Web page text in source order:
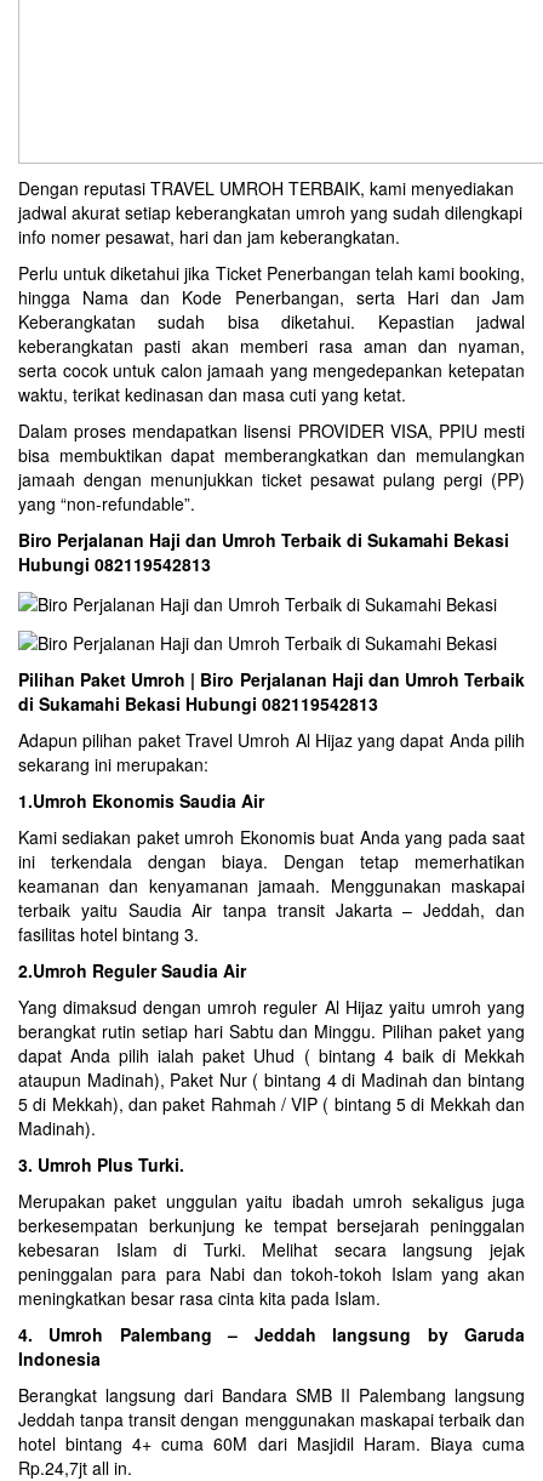
Dengan reputasi TRAVEL UMROH TERBAIK, kami menyediakan
jadwal akurat setiap keberangkatan umroh yang sudah dilengkapi
info nomer pesawat, hari dan jam keberangkatan.
Perlu untuk diketahui jika Ticket Penerbangan telah kami booking,
hingga Nama dan Kode Penerbangan, serta Hari dan Jam
Keberangkatan sudah bisa diketahui. Kepastian jadwal
keberangkatan pasti akan memberi rasa aman dan nyaman,
serta cocok untuk calon jamaah yang mengedepankan ketepatan
waktu, terikat kedinasan dan masa cuti yang ketat.
Dalam proses mendapatkan lisensi PROVIDER VISA, PPIU mesti
bisa membuktikan dapat memberangkatkan dan memulangkan
jamaah dengan menunjukkan ticket pesawat pulang pergi (PP)
yang “non-refundable”.
Biro Perjalanan Haji dan Umroh Terbaik di Sukamahi Bekasi
Hubungi 082119542813
Pilihan Paket Umroh | Biro Perjalanan Haji dan Umroh Terbaik
di Sukamahi Bekasi Hubungi 082119542813
Adapun pilihan paket Travel Umroh Al Hijaz yang dapat Anda pilih
sekarang ini merupakan:
1.Umroh Ekonomis Saudia Air
Kami sediakan paket umroh Ekonomis buat Anda yang pada saat
ini terkendala dengan biaya. Dengan tetap memerhatikan
keamanan dan kenyamanan jamaah. Menggunakan maskapai
terbaik yaitu Saudia Air tanpa transit Jakarta – Jeddah, dan
fasilitas hotel bintang 3.
2.Umroh Reguler Saudia Air
Yang dimaksud dengan umroh reguler Al Hijaz yaitu umroh yang
berangkat rutin setiap hari Sabtu dan Minggu. Pilihan paket yang
dapat Anda pilih ialah paket Uhud ( bintang 4 baik di Mekkah
ataupun Madinah), Paket Nur ( bintang 4 di Madinah dan bintang
5 di Mekkah), dan paket Rahmah / VIP ( bintang 5 di Mekkah dan
Madinah).
3. Umroh Plus Turki.
Merupakan paket unggulan yaitu ibadah umroh sekaligus juga
berkesempatan berkunjung ke tempat bersejarah peninggalan
kebesaran Islam di Turki. Melihat secara langsung jejak
peninggalan para para Nabi dan tokoh-tokoh Islam yang akan
meningkatkan besar rasa cinta kita pada Islam.
4. Umroh Palembang – Jeddah langsung by Garuda
Indonesia
Berangkat langsung dari Bandara SMB II Palembang langsung
Jeddah tanpa transit dengan menggunakan maskapai terbaik dan
hotel bintang 4+ cuma 60M dari Masjidil Haram. Biaya cuma
Rp.24,7jt all in.